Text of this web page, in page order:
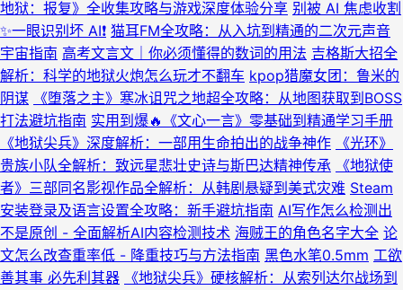
地狱：报复》全收集攻略与游戏深度体验分享 别被 AI 焦虑收割
✨一眼识别坏 AI❗ 猫耳FM全攻略：从入坑到精通的二次元声音
宇宙指南 高考文言文｜你必须懂得的数词的用法 吉格斯大招全
解析：科学的地狱火炮怎么玩才不翻车 kpop猎魔女团：鲁米的
阴谋
《堕落之主》寒冰诅咒之地超全攻略：从地图获取到BOSS
打法避坑指南 实用到爆🔥《文心一言》零基础到精通学习手册
《地狱尖兵》深度解析：一部用生命拍出的战争神作
《光环》
贵族小队全解析：致远星悲壮史诗与斯巴达精神传承
《地狱使
者》三部同名影视作品全解析：从韩剧悬疑到美式灾难 Steam
安装登录及语言设置全攻略：新手避坑指南 AI写作怎么检测出
不是原创 - 全面解析AI内容检测技术 海贼王的角色名字大全 论
文怎么改查重率低 - 降重技巧与方法指南 黑色水笔0.5mm 工欲
善其事 必先利其器
《地狱尖兵》硬核解析：从索列达尔战场到